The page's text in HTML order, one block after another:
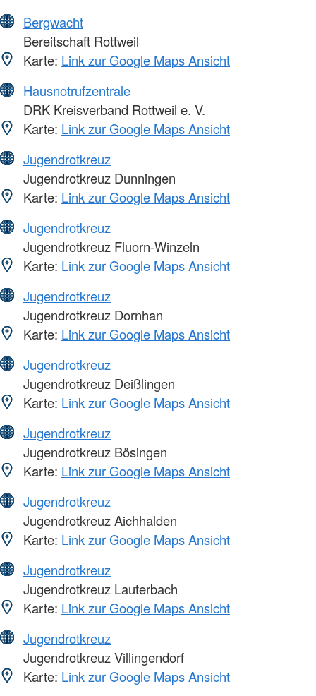
Bergwacht
Bereitschaft Rottweil
Karte: Link zur Google Maps Ansicht
Hausnotrufzentrale
DRK Kreisverband Rottweil e. V.
Karte: Link zur Google Maps Ansicht
Jugendrotkreuz
Jugendrotkreuz Dunningen
Karte: Link zur Google Maps Ansicht
Jugendrotkreuz
Jugendrotkreuz Fluorn-Winzeln
Karte: Link zur Google Maps Ansicht
Jugendrotkreuz
Jugendrotkreuz Dornhan
Karte: Link zur Google Maps Ansicht
Jugendrotkreuz
Jugendrotkreuz Deißlingen
Karte: Link zur Google Maps Ansicht
Jugendrotkreuz
Jugendrotkreuz Bösingen
Karte: Link zur Google Maps Ansicht
Jugendrotkreuz
Jugendrotkreuz Aichhalden
Karte: Link zur Google Maps Ansicht
Jugendrotkreuz
Jugendrotkreuz Lauterbach
Karte: Link zur Google Maps Ansicht
Jugendrotkreuz
Jugendrotkreuz Villingendorf
Karte: Link zur Google Maps Ansicht